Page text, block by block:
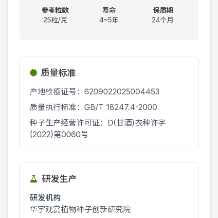
参考粒数
25粒/克
寿命
4~5年
保质期
24个月
质量标准
产地检疫证号：6209022025004453
质量执行标准：GB/T 18247.4-2000
种子生产经营许可证：D(甘酒)农种许字
(2022)第0060号
研发生产
研发机构
华宇观赏植物种子创新研究院